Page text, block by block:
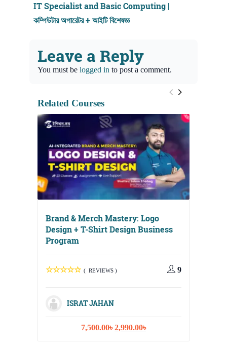
IT Specialist and Basic Computing |
কম্পিউটার অপারেটর + আইটি বিশেষজ্ঞ
Leave a Reply
You must be logged in to post a comment.
Related Courses
Brand & Merch Mastery: Logo
Design + T-Shirt Design Business
Program
( REVIEWS ) 9
ISRAT JAHAN
7,500.00৳ Original
2,990.00৳Current